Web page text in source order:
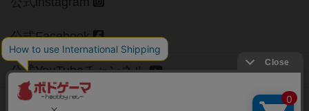
公式Facebook
公式YouTubeチャンネル